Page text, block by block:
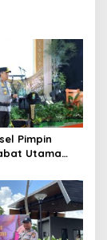
Pimpin
Utama
dan